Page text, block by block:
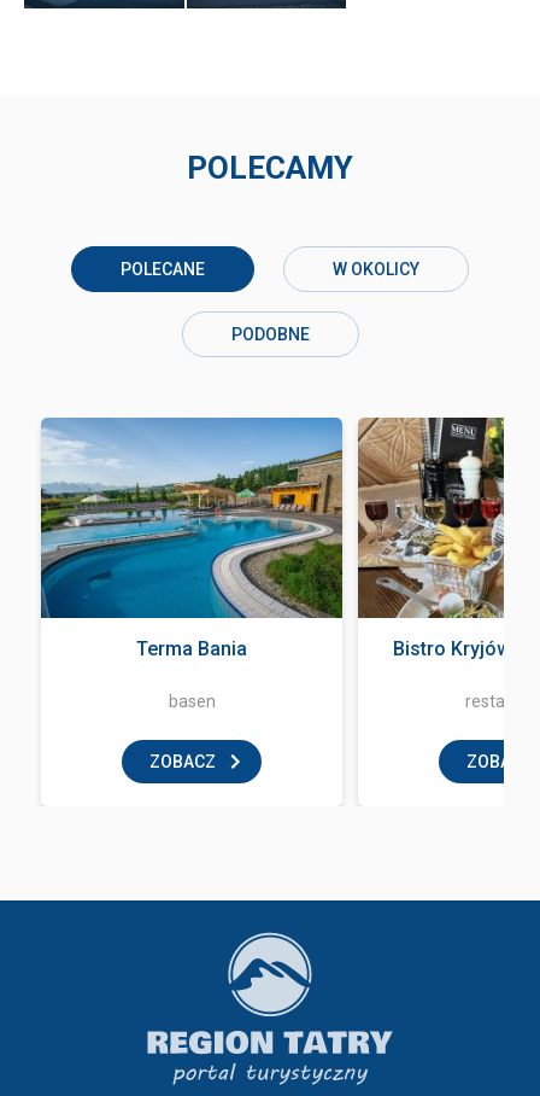
POLECAMY
POLECANE W OKOLICY
PODOBNE
Terma Bania
basen
ZOBACZ
Bistro Kryjówka
ZOBACZ